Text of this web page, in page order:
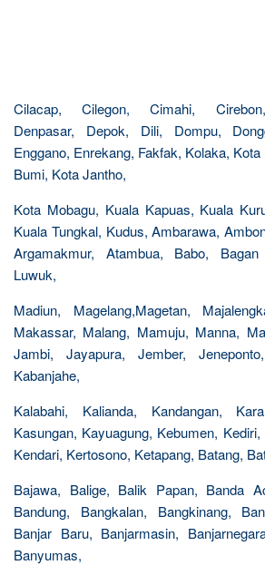
Cilacap, Cilegon, Cimahi,
Denpasar, Depok, Dili, Dompu,
Enggano, Enrekang, Fakfak, Kolaka,
Bumi, Kota Jantho,
Kota Mobagu, Kuala Kapuas, Kuala
Kuala Tungkal, Kudus, Ambarawa,
Argamakmur, Atambua, Babo, Bagan
Luwuk,
Madiun, Magelang,Magetan,
Makassar, Malang, Mamuju, Manna,
Jambi, Jayapura, Jember,
Kabanjahe,
Kalabahi, Kalianda, Kandangan,
Kasungan, Kayuagung, Kebumen,
Kendari, Kertosono, Ketapang, Batang,
Bajawa, Balige, Balik Papan, Banda
Bandung, Bangkalan, Bangkinang,
Banjar Baru, Banjarmasin,
Banyumas,